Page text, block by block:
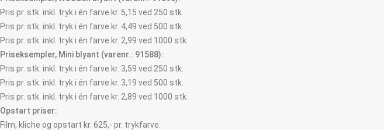
Pris pr. stk. inkl. tryk i én farve kr. 5,15 ved 250 stk.
Pris pr. stk. inkl. tryk i én farve kr. 4,49 ved 500 stk.
Pris pr. stk. inkl. tryk i én farve kr. 2,99 ved 1000 stk.
Priseksempler, Mini blyant (varenr.: 91588):
Pris pr. stk. inkl. tryk i én farve kr. 3,59 ved 250 stk.
Pris pr. stk. inkl. tryk i én farve kr. 3,19 ved 500 stk.
Pris pr. stk. inkl. tryk i én farve kr. 2,89 ved 1000 stk.
Opstart priser:
Film, kliche og opstart kr. 625,- pr. trykfarve.